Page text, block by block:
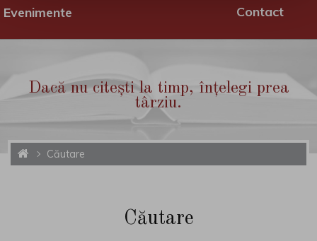
Evenimente Contact
Dacă nu citești la timp, înțelegi prea
târziu.
Căutare
Căutare